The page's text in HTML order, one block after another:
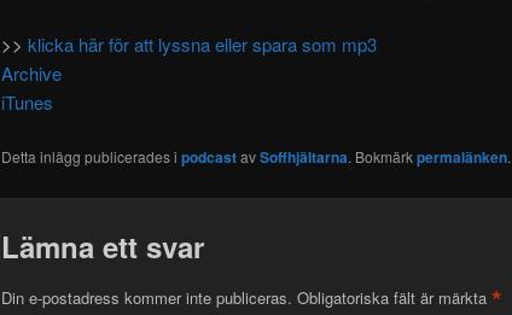
>> klicka här för att lyssna eller spara som mp3
Archive
iTunes
Detta inlägg publicerades i podcastavSoffhjältarna. Bokmärkpermalänken.
Lämna ett svar
Din e-postadress kommer inte publiceras. Obligatoriska fält är märkta *